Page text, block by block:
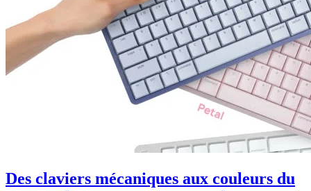
Des claviers mécaniques aux couleurs du